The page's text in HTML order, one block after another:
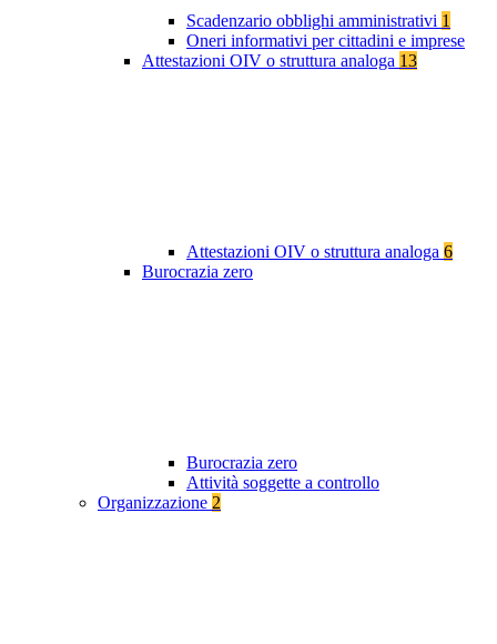
Scadenzario obblighi amministrativi 1
Oneri informativi per cittadini e imprese
Attestazioni OIV o struttura analoga 13
Attestazioni OIV o struttura analoga 6
Burocrazia zero
Burocrazia zero
Attività soggette a controllo
Organizzazione 2